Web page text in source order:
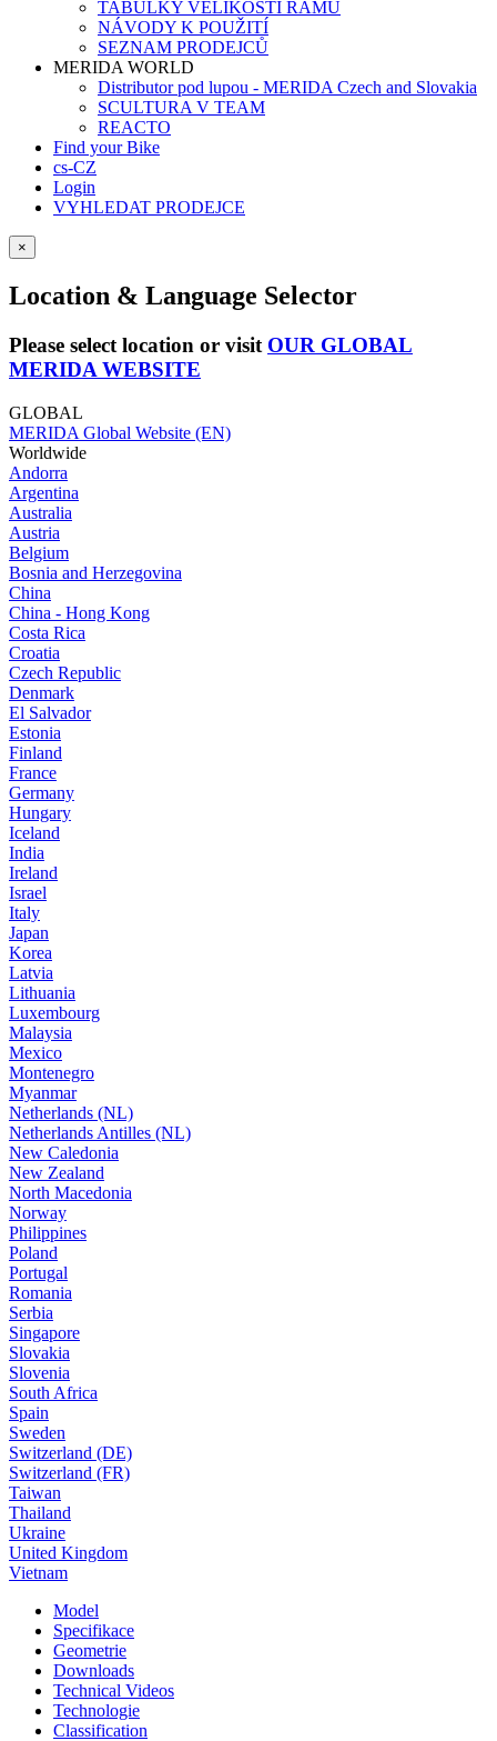
TABULKY VELIKOSTÍ RÁMŮ
NÁVODY K POUŽITÍ
SEZNAM PRODEJCŮ
MERIDA WORLD
Distributor pod lupou - MERIDA Czech and Slovakia
SCULTURA V TEAM
REACTO
Find your Bike
cs-CZ
Login
VYHLEDAT PRODEJCE
×
Location & Language Selector
Please select location or visit OUR GLOBAL
MERIDA WEBSITE
GLOBAL
MERIDA Global Website (EN)
Worldwide
Andorra
Argentina
Australia
Austria
Belgium
Bosnia and Herzegovina
China
China - Hong Kong
Costa Rica
Croatia
Czech Republic
Denmark
El Salvador
Estonia
Finland
France
Germany
Hungary
Iceland
India
Ireland
Israel
Italy
Japan
Korea
Latvia
Lithuania
Luxembourg
Malaysia
Mexico
Montenegro
Myanmar
Netherlands (NL)
Netherlands Antilles (NL)
New Caledonia
New Zealand
North Macedonia
Norway
Philippines
Poland
Portugal
Romania
Serbia
Singapore
Slovakia
Slovenia
South Africa
Spain
Sweden
Switzerland (DE)
Switzerland (FR)
Taiwan
Thailand
Ukraine
United Kingdom
Vietnam
Model
Specifikace
Geometrie
Downloads
Technical Videos
Technologie
Classification